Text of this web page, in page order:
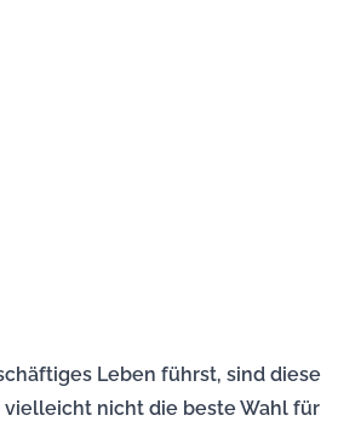
Leben führst, sind diese
vielleicht nicht die beste Wahl für